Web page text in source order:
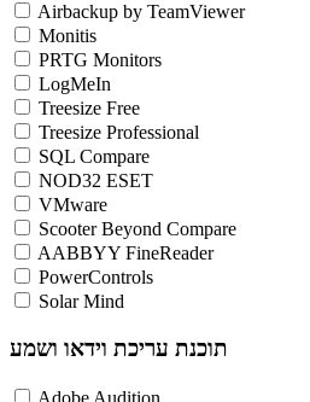
Airbackup by TeamViewer
Monitis
PRTG Monitors
LogMeIn
Treesize Free
Treesize Professional
SQL Compare
NOD32 ESET
VMware
Scooter Beyond Compare
AABBYY FineReader
PowerControls
Solar Mind
תוכנת עריכת וידאו ושמע
Adobe Audition